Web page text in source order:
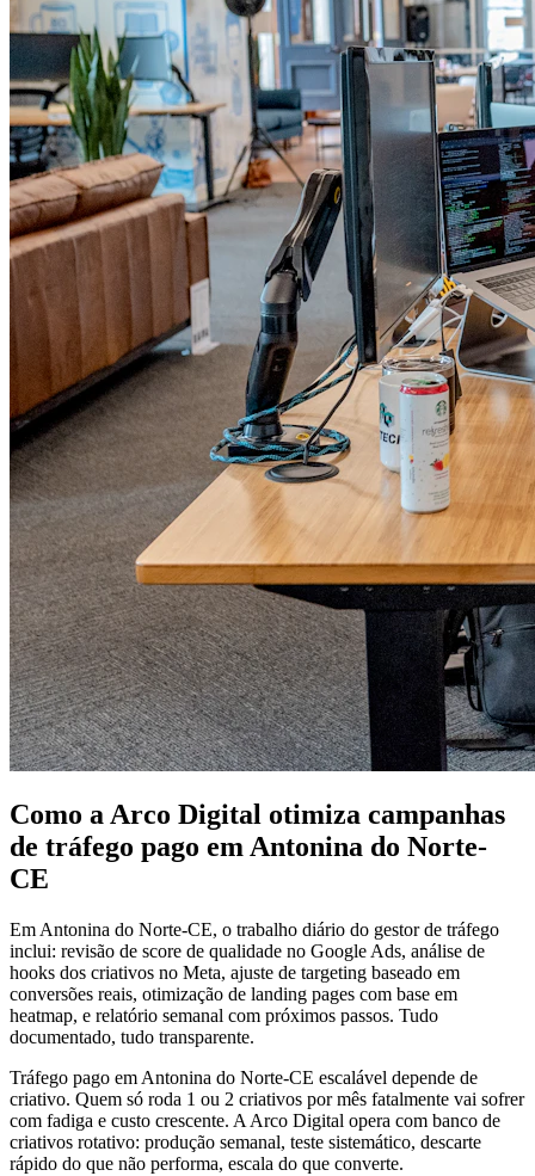
Como a Arco Digital otimiza campanhas
de tráfego pago em Antonina do Norte-
CE
Em Antonina do Norte-CE, o trabalho diário do gestor de tráfego
inclui: revisão de score de qualidade no Google Ads, análise de
hooks dos criativos no Meta, ajuste de targeting baseado em
conversões reais, otimização de landing pages com base em
heatmap, e relatório semanal com próximos passos. Tudo
documentado, tudo transparente.
Tráfego pago em Antonina do Norte-CE escalável depende de
criativo. Quem só roda 1 ou 2 criativos por mês fatalmente vai sofrer
com fadiga e custo crescente. A Arco Digital opera com banco de
criativos rotativo: produção semanal, teste sistemático, descarte
rápido do que não performa, escala do que converte.